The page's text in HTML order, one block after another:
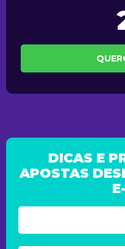
DICAS E
APOSTAS